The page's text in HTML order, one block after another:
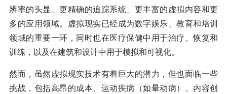
辨率的头显、更精确的追踪系统、更丰富的虚拟内容和更
多的应用领域。虚拟现实已经成为数字娱乐、教育和培训
领域的重要一环，同时也在医疗保健中用于治疗、恢复和
训练，以及在建筑和设计中用于模拟和可视化。
然而，虽然虚拟现实技术有着巨大的潜力，但也面临一些
挑战，包括高昂的成本、运动疾病（如晕动病）、内容创